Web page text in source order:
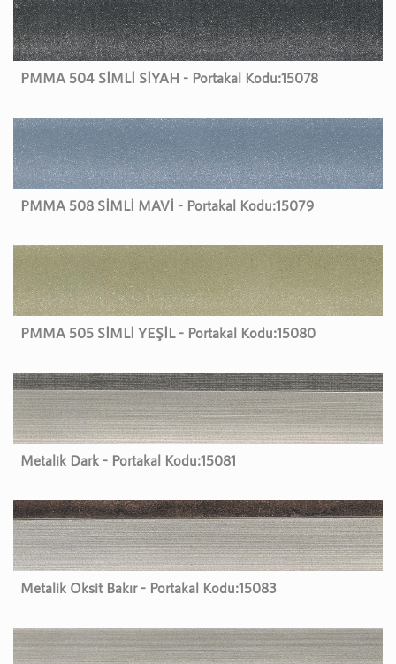
PMMA 504 SİMLİ SİYAH - Portakal Kodu:15078
PMMA 508 SİMLİ MAVİ - Portakal Kodu:15079
PMMA 505 SİMLİ YEŞİL - Portakal Kodu:15080
Metalik Dark - Portakal Kodu:15081
Metalik Oksit Bakır - Portakal Kodu:15083